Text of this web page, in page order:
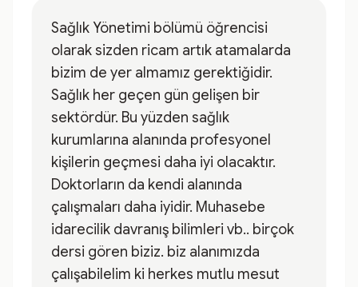
Sağlık Yönetimi bölümü öğrencisi
olarak sizden ricam artık atamalarda
bizim de yer almamız gerektiğidir.
Sağlık her geçen gün gelişen bir
sektördür. Bu yüzden sağlık
kurumlarına alanında profesyonel
kişilerin geçmesi daha iyi olacaktır.
Doktorların da kendi alanında
çalışmaları daha iyidir. Muhasebe
idarecilik davranış bilimleri vb.. birçok
dersi gören biziz. biz alanımızda
çalışabilelim ki herkes mutlu mesut